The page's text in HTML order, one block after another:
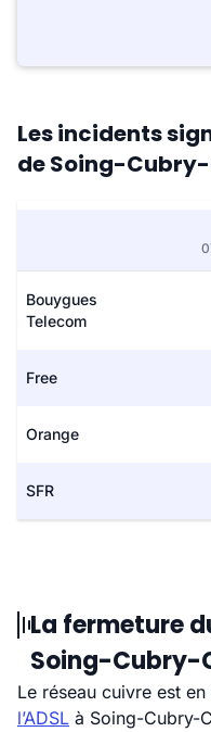
Les incidents
de Soing-
Bouygues
Telecom
Free
Orange
SFR
La fermeture
Soing-Cubry-
Le réseau cuivre est
l’ADSL à Soing-Cubry-